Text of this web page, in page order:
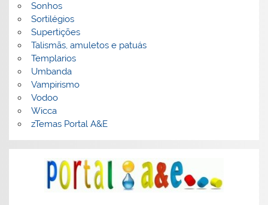
Sonhos
Sortilégios
Supertições
Talismãs, amuletos e patuás
Templarios
Umbanda
Vampirismo
Vodoo
Wicca
zTemas Portal A&E